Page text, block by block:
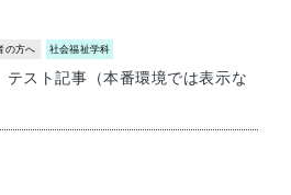
の方へ 社会福祉学科
スト記事（本番環境では表示な